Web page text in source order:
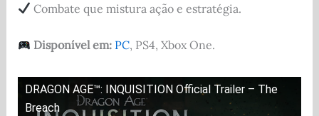
Combate que mistura ação e estratégia.
Disponível em: PC, PS4, Xbox One.
DRAGON AGE™: INQUISITION Official Trailer – The
Breach